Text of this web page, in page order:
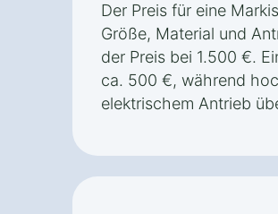
Der Preis für eine
Größe, Material und
der Preis bei 1.500 €.
ca. 500 €, während
elektrischem Antrieb